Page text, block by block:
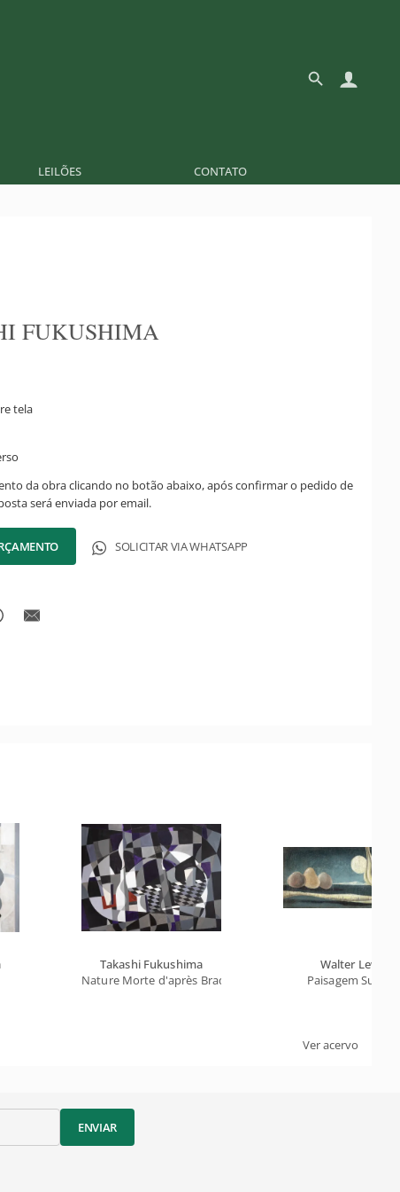
LEILÕES CONTATO
FUKUSHIMA
tela
da obra clicando no botão abaixo, após confirmar o pedido de
será enviada por email.
SOLICITAR VIA WHATSAPP
Takashi Fukushima
Nature Morte d'après Braque
Walter Lewy
Paisagem Surreal
Ver acervo
ENVIAR